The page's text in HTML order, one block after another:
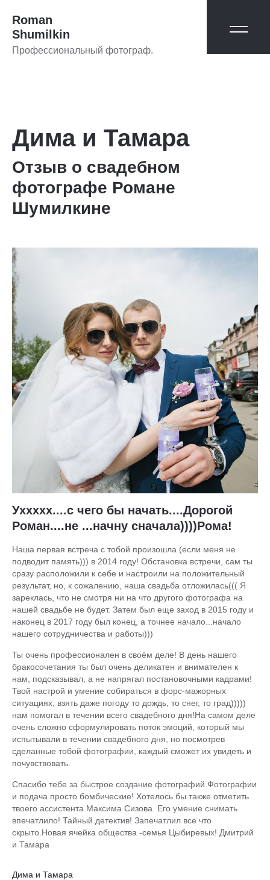
Roman
Shumilkin
Профессиональный фотограф.
Дима и Тамара
Отзыв о свадебном
фотографе Романе
Шумилкине
Уххххх....с чего бы начать....Дорогой
Роман....не ...начну сначала))))Рома!
Наша первая встреча с тобой произошла (если меня не
подводит память))) в 2014 году! Обстановка встречи, сам ты
сразу расположили к себе и настроили на положительный
результат, но, к сожалению, наша свадьба отложилась((( Я
зареклась, что не смотря ни на что другого фотографа на
нашей свадьбе не будет. Затем был еще заход в 2015 году и
наконец в 2017 году был конец, а точнее начало...начало
нашего сотрудничества и работы)))
Ты очень профессионален в своём деле! В день нашего
бракосочетания ты был очень деликатен и внимателен к
нам, подсказывал, а не напрягал постановочными кадрами!
Твой настрой и умение собираться в форс-мажорных
ситуациях, взять даже погоду то дождь, то снег, то град)))))
нам помогал в течении всего свадебного дня!На самом деле
очень сложно сформулировать поток эмоций, который мы
испытывали в течении свадебного дня, но посмотрев
сделанные тобой фотографии, каждый сможет их увидеть и
почувствовать.
Спасибо тебе за быстрое создание фотографий.Фотографии
и подача просто бомбические! Хотелось бы также отметить
твоего ассистента Максима Сизова. Его умение снимать
впечатлило! Тайный детектив! Запечатлил все что
скрыто.Новая ячейка общества -семья Цыбиревых! Дмитрий
и Тамара
Дима и Тамара